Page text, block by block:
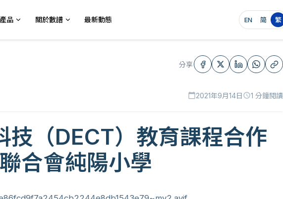
產品 關於數譜 最新動態 EN 简 繁
分享
calendar_today2021年9月14日schedule1 分鐘閱讀
技（DECT）教育課程合作
合會純陽小學